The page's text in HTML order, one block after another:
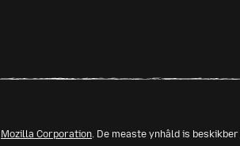
Mozilla Corporation . De measte ynhâld is